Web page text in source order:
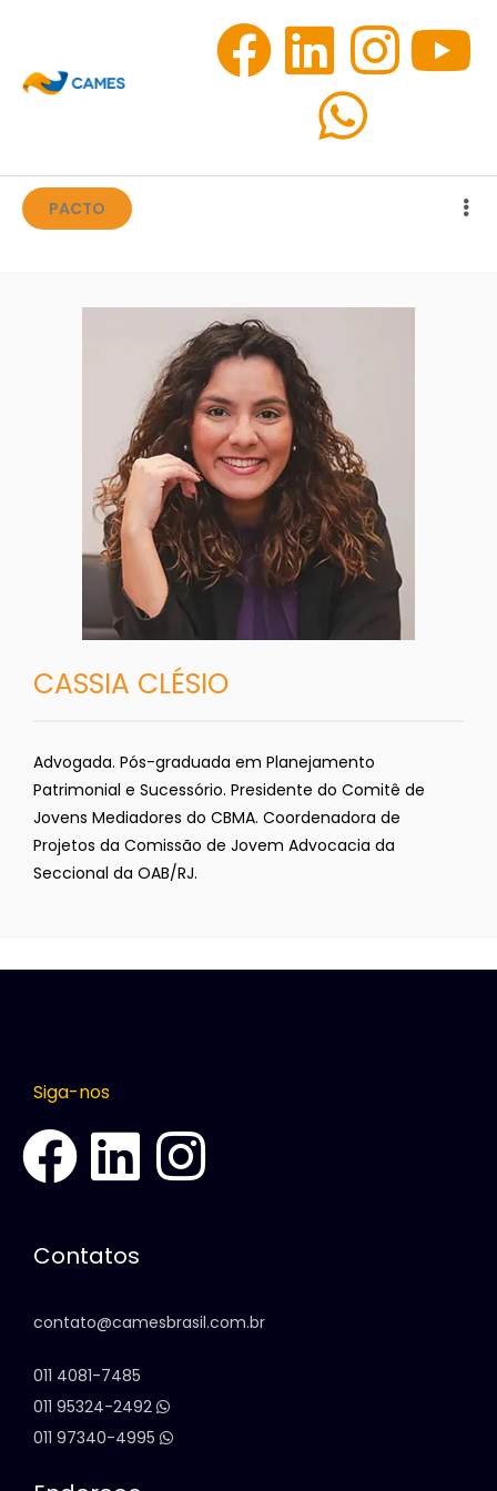
PACTO
CASSIA CLÉSIO
Advogada. Pós-graduada em Planejamento
Patrimonial e Sucessório. Presidente do Comitê de
Jovens Mediadores do CBMA. Coordenadora de
Projetos da Comissão de Jovem Advocacia da
Seccional da OAB/RJ.
Siga-nos
Contatos
contato@camesbrasil.com.br
011 4081-7485
011 95324-2492
011 97340-4995